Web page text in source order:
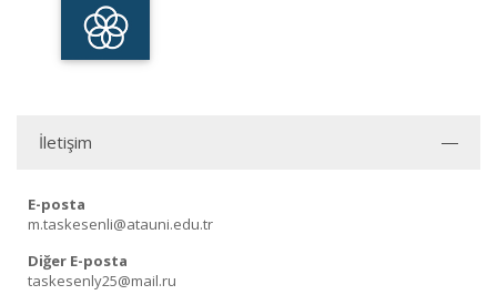
İletişim
E-posta
m.taskesenli@atauni.edu.tr
Diğer E-posta
taskesenly25@mail.ru